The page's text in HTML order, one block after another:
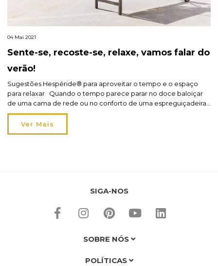
04 Mai 2021
Sente-se, recoste-se, relaxe, vamos falar do
verão!
Sugestões Hespéride® para aproveitar o tempo e o espaço
para relaxar Quando o tempo parece parar no doce baloiçar
de uma cama de rede ou no conforto de uma espreguiçadeira,
temos a certeza que a vida apetece muito mais ao Ar Livre! Por
isso, sente-se, recoste-se, relaxe, porque vamos falar do verão!
A estação […]
Ver Mais
SIGA-NOS
SOBRE NÓS
POLÍTICAS